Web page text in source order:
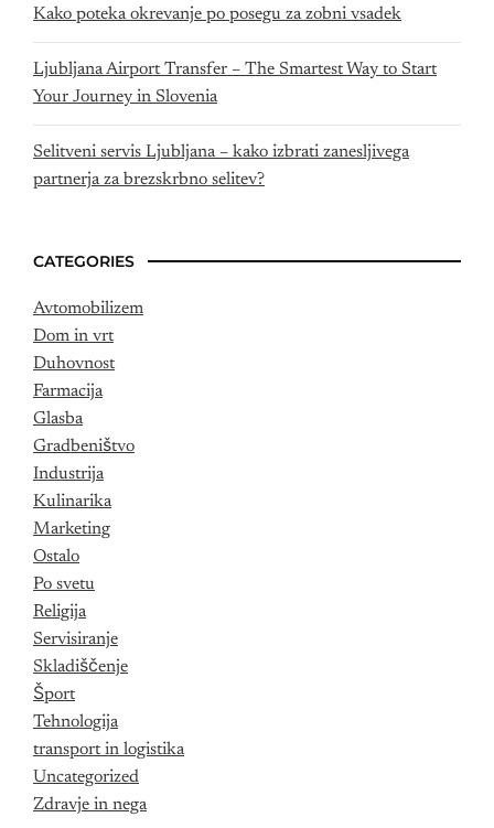
Kako poteka okrevanje po posegu za zobni vsadek
Ljubljana Airport Transfer – The Smartest Way to Start
Your Journey in Slovenia
Selitveni servis Ljubljana – kako izbrati zanesljivega
partnerja za brezskrbno selitev?
CATEGORIES
Avtomobilizem
Dom in vrt
Duhovnost
Farmacija
Glasba
Gradbeništvo
Industrija
Kulinarika
Marketing
Ostalo
Po svetu
Religija
Servisiranje
Skladiščenje
Šport
Tehnologija
transport in logistika
Uncategorized
Zdravje in nega